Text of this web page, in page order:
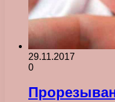
29.11.2017
0